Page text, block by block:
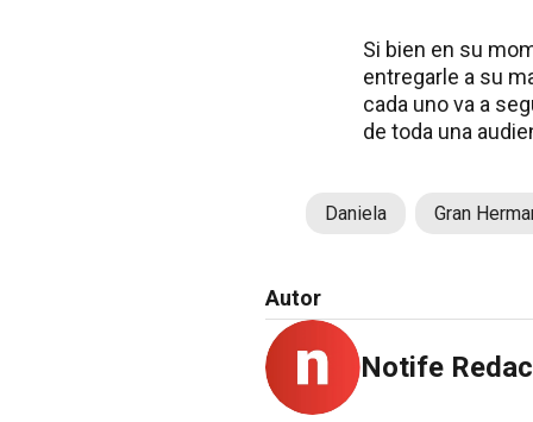
Si bien en su
entregarle a su
cada uno va a
de toda una
Daniela Gran
Autor
Notife